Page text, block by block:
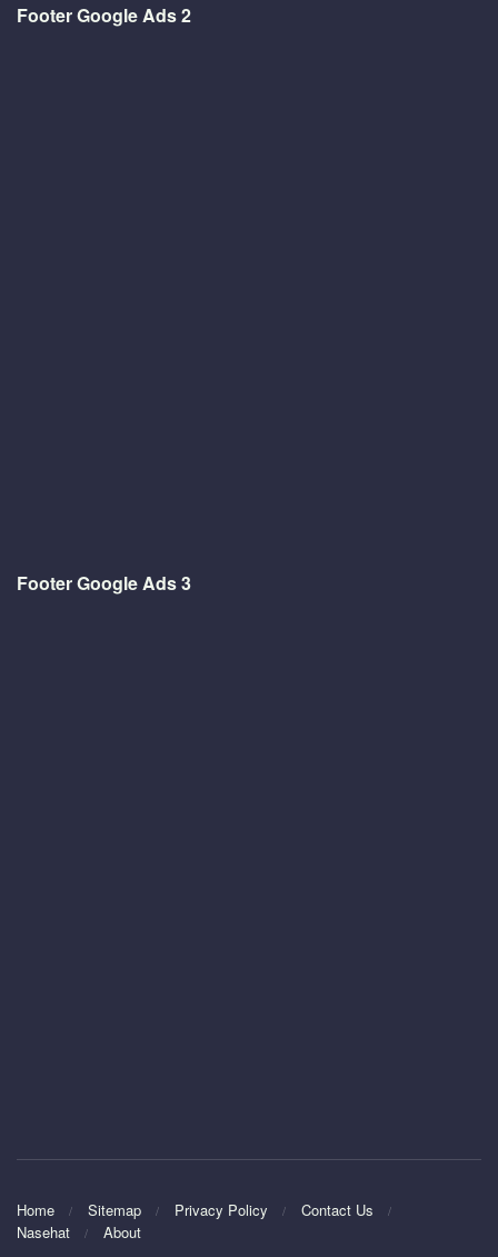
Footer Google Ads 2
Footer Google Ads 3
Home Sitemap Privacy Policy
Contact Us
Nasehat
About